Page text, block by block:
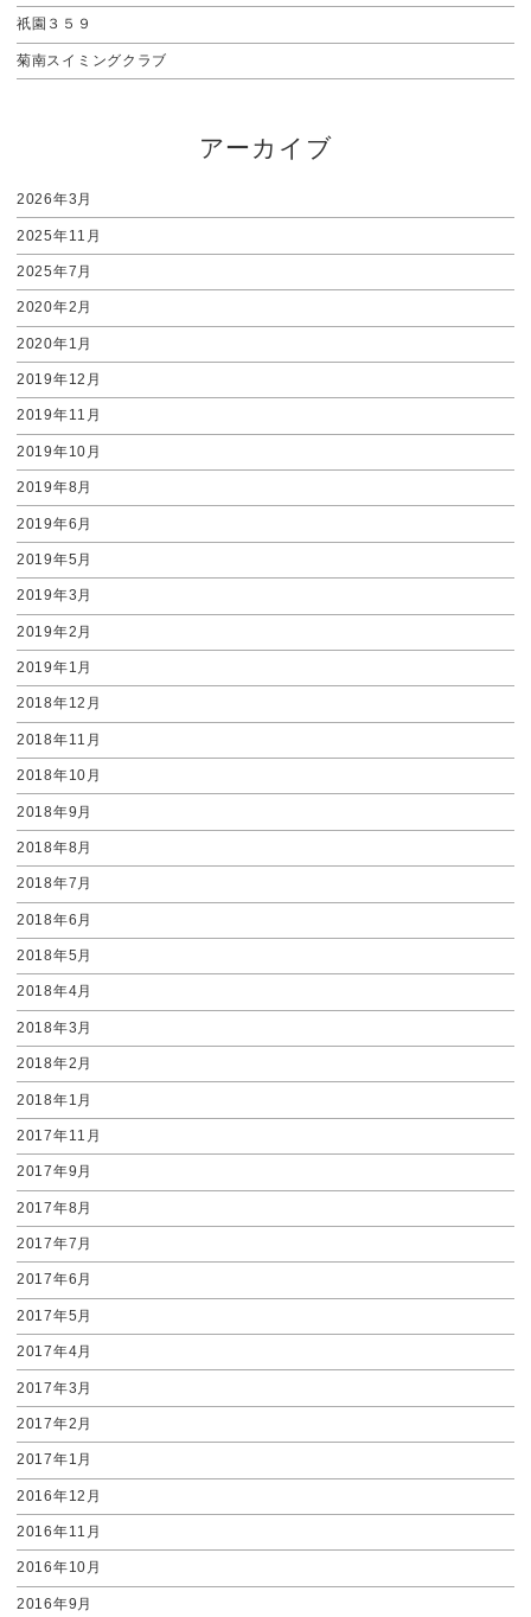
祇園３５９
菊南スイミングクラブ
アーカイブ
2026年3月
2025年11月
2025年7月
2020年2月
2020年1月
2019年12月
2019年11月
2019年10月
2019年8月
2019年6月
2019年5月
2019年3月
2019年2月
2019年1月
2018年12月
2018年11月
2018年10月
2018年9月
2018年8月
2018年7月
2018年6月
2018年5月
2018年4月
2018年3月
2018年2月
2018年1月
2017年11月
2017年9月
2017年8月
2017年7月
2017年6月
2017年5月
2017年4月
2017年3月
2017年2月
2017年1月
2016年12月
2016年11月
2016年10月
2016年9月